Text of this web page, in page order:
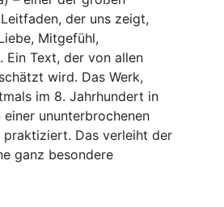
der uns zeigt,
Mitgefühl,
Text, der von allen
wird. Das Werk,
im 8. Jahrhundert in
ununterbrochenen
Das verleiht der
ganz besondere